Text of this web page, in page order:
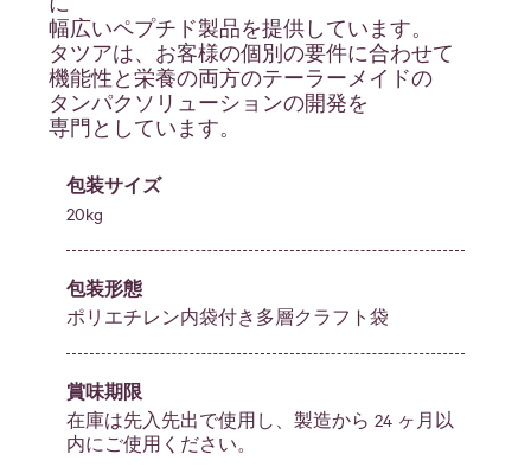
幅広いペプチド製品を提供しています。
タツアは、お客様の個別の要件に合わせて
機能性と栄養の両方のテーラーメイドの
タンパクソリューションの開発を
専門としています。
包装サイズ
20kg
包装形態
ポリエチレン内袋付き多層クラフト袋
賞味期限
在庫は先入先出で使用し、製造から 24 ヶ月以
内にご使用ください。